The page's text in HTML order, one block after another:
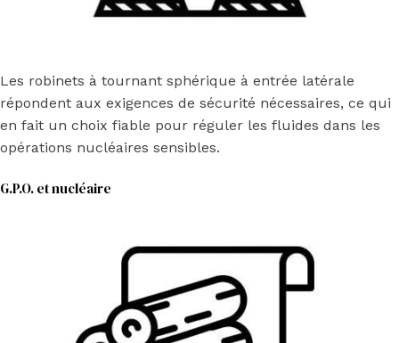
Les robinets à tournant sphérique à entrée latérale
répondent aux exigences de sécurité nécessaires, ce qui
en fait un choix fiable pour réguler les fluides dans les
opérations nucléaires sensibles.
G.P.O. et nucléaire